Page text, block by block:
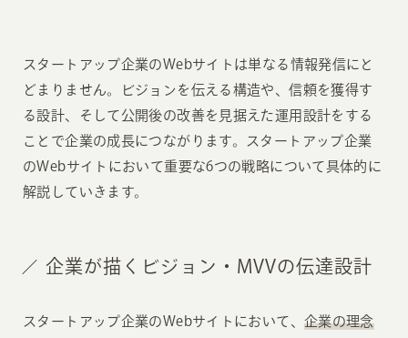
スタートアップ企業のWebサイトは単なる情報発信にと
どまりません。ビジョンを伝える構造や、信頼を獲得す
る設計、そして公開後の改善を見据えた運用設計をする
ことで企業の成長につながります。スタートアップ企業
のWebサイトにおいて重要な6つの戦略について具体的に
解説していきます。
企業が描くビジョン・MVVの伝達設計
スタートアップ企業のWebサイトにおいて、 企業の理念